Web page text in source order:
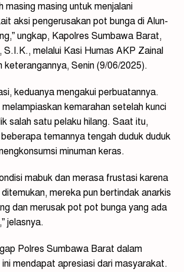
masing masing untuk menjalani
aksi pengerusakan pot bunga di Alun-
ungkap, Kapolres Sumbawa Barat,
S.I.K., melalui Kasi Humas AKP Zainal
keterangannya, Senin (9/06/2025).
keduanya mengakui perbuatannya.
kemarahan setelah kunci
salah satu pelaku hilang. Saat itu,
temannya tengah duduk duduk
minuman keras.
mabuk dan merasa frustasi karena
mereka pun bertindak anarkis
dan merusak pot pot bunga yang ada
jelasnya.
Polres Sumbawa Barat dalam
mendapat apresiasi dari masyarakat.